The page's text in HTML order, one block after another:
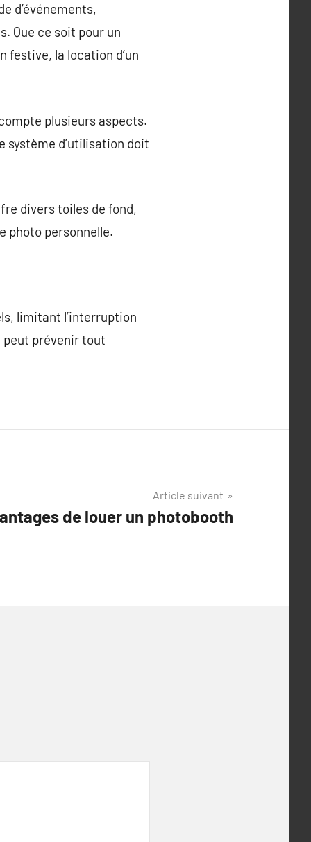
d’événements,
Que ce soit pour un
festive, la location d’un
plusieurs aspects.
système d’utilisation doit
divers toiles de fond,
photo personnelle.
limitant l’interruption
peut prévenir tout
Article suivant
de louer un photobooth